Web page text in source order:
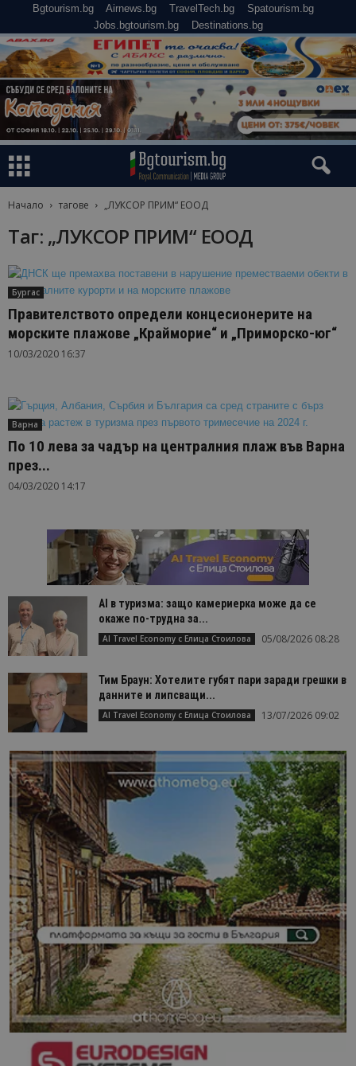
Bgtourism.bg Airnews.bg TravelTech.bg
Spatourism.bg
Jobs.bgtourism.bg
Destinations.bg
Начало тагове „ЛУКСОР ПРИМ“ ЕООД
Таг: „ЛУКСОР ПРИМ“ ЕООД
Бургас
Правителството определи концесионерите на
морските плажове „Крайморие“ и „Приморско-юг“
10/03/2020 16:37
Варна
По 10 лева за чадър на централния плаж във Варна
през...
04/03/2020 14:17
AI в туризма: защо камериерка може да се
окаже по-трудна за...
AI Travel Economy с Елица Стоилова 05/08/2026 08:28
Тим Браун: Хотелите губят пари заради грешки в
данните и липсващи...
AI Travel Economy с Елица Стоилова 13/07/2026 09:02